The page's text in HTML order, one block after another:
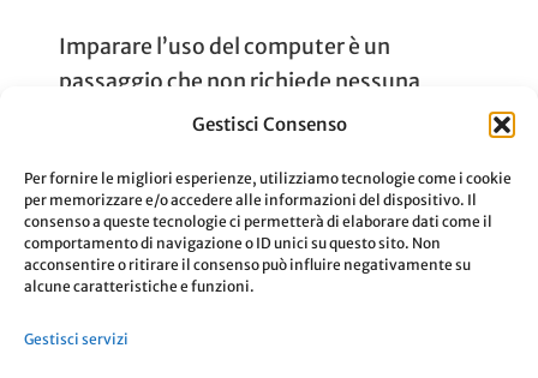
Gestisci Consenso
Per fornire le migliori esperienze, utilizziamo tecnologie come i cookie
per memorizzare e/o accedere alle informazioni del dispositivo. Il
consenso a queste tecnologie ci permetterà di elaborare dati come il
comportamento di navigazione o ID unici su questo sito. Non
acconsentire o ritirare il consenso può influire negativamente su
alcune caratteristiche e funzioni.
Gestisci servizi
Imparare l’uso del computer è un
passaggio che non richiede nessuna
premessa e nemmeno un’età precisa.
approccio.
Aggiornato Il 9 Maggio 2023 Leggi